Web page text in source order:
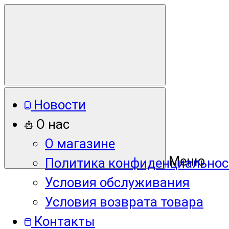
Меню
Новости
О нас
О магазине
Политика
Условия обслуживания
Условия возврата товара
Контакты